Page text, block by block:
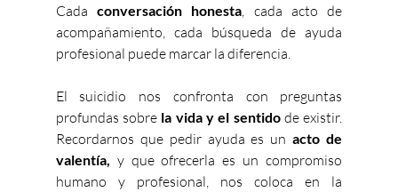
Cada conversación honesta , cada acto de
acompañamiento, cada búsqueda de ayuda
profesional puede marcar la diferencia.
El suicidio nos confronta con preguntas
profundas sobre la vida y el sentido de existir.
Recordarnos que pedir ayuda es un acto de
valentía,
y que ofrecerla es un compromiso
humano y profesional, nos coloca en la